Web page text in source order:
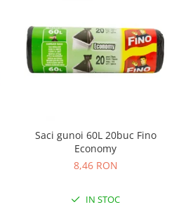
Saci gunoi 60L 20buc Fino
Economy
8,46 RON
IN STOC